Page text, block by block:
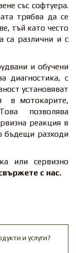
със софтуера.
трябва да се
тъй като често
са различни и с
и обучени
диагностика, с
установяват
в мотокарите,
позволява
реакция в
бъдещи разходи
или сервизно
с нас.
и услуги?